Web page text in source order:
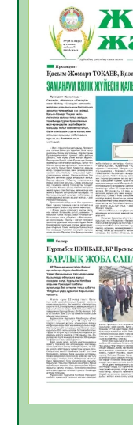
06.08.2026
Инфекциялық
жұмыстарының
06.08.2026
Көкжөтел
06.08.2026
АПВ
06.08.2026
Open Air:
департаменті
көрерменнің
06.08.2026
ЖАРҚЫН
МӘЖІЛІС ӨТТІ
05.08.2026
Қазақстан